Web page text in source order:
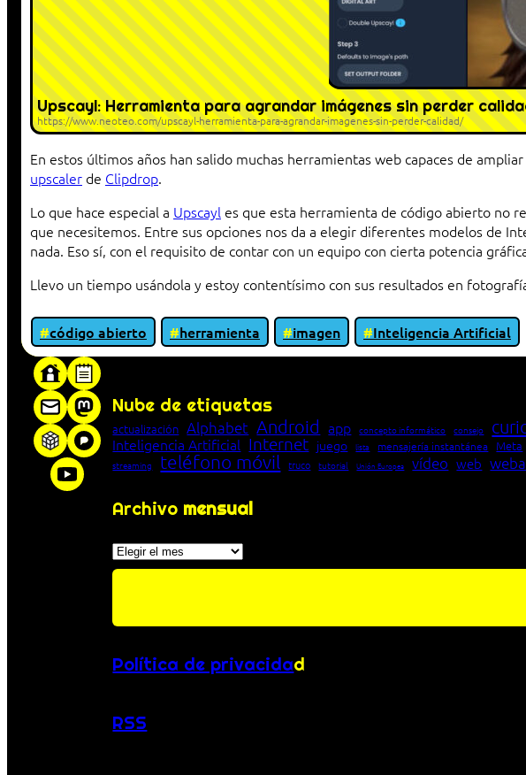
Upscayl: Herramienta para agrandar imágenes sin perder
https://www.neoteo.com/upscayl-herramienta-para-agrandar-imagenes-sin-perder-calidad/
En estos últimos años han salido muchas herramientas web capaces de
upscaler de Clipdrop.
Lo que hace especial a Upscayl es que esta herramienta de código abierto no
que necesitemos. Entre sus opciones nos da a elegir diferentes modelos de
nada. Eso sí, con el requisito de contar con un equipo con cierta potencia
Llevo un tiempo usándola y estoy contentísimo con sus resultados en
código abierto herramienta imagen
Inteligencia Artificial
Nube de etiquetas
actualización Alphabet Android app concepto informático consejo
Inteligencia Artificial Internet juego lista mensajería instantánea Meta
streaming teléfono móvil truco tutorial Unión Europea vídeo web
Archivo mensual
Archivos
Política de privacidad
RSS